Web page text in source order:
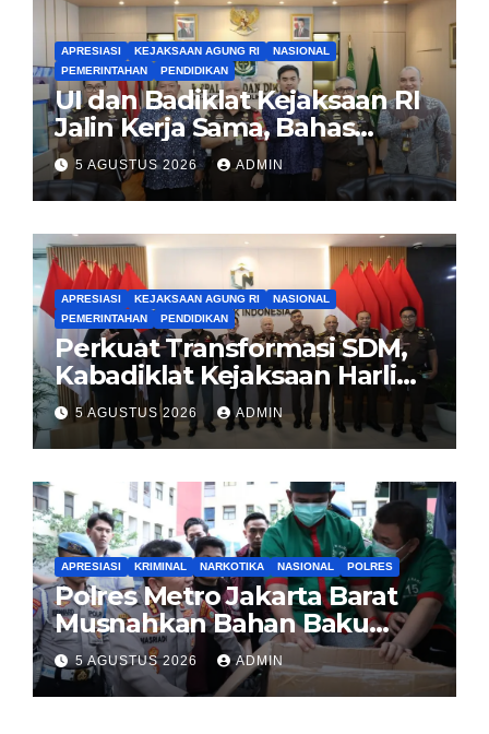
APRESIASI KEJAKSAAN AGUNG RI
NASIONAL
PEMERINTAHAN
PENDIDIKAN
UI dan Badiklat Kejaksaan RI
Jalin Kerja Sama, Bahas
Pembentukan Pusat Studi
Kajian Kejaksaan
5 AGUSTUS 2026 ADMIN
APRESIASI KEJAKSAAN AGUNG RI
NASIONAL
PEMERINTAHAN
PENDIDIKAN
Perkuat Transformasi SDM,
Kabadiklat Kejaksaan Harli
Siregar Jalin Sinergi dengan
LAN RI
5 AGUSTUS 2026 ADMIN
APRESIASI KRIMINAL NARKOTIKA NASIONAL POLRES
Polres Metro Jakarta Barat
Musnahkan Bahan Baku
Narkotika 1,1 Ton
Carisoprodol, Selamatkan 3,5
Juta Jiwa
5 AGUSTUS 2026 ADMIN